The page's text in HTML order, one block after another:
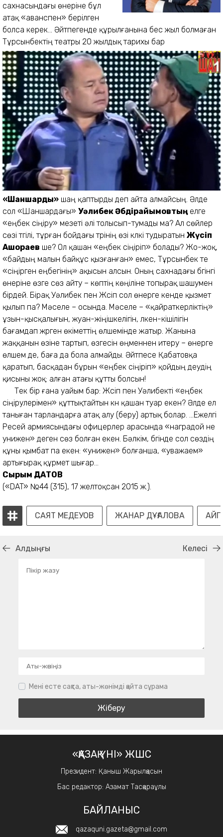
сахнасындағы өнеріне бұл
атақ «аванспен» берілген
болса керек... Әйтпегенде құрылғанына бес жыл болмаған
Тұрсынбектің театры 20 жылдықтарихы бар
«Шаншарды» шаң қаптырды деп айта алмайсың. Әлде
сол «Шаншардағы» Уәлибек Әбдірайымовтыңелге
«еңбек сіңіру» мезеті әлі толысып-тумады ма? Ал сөйлер
сөзі түгілі, тұрған бойдағы түрінің өзі күлкі тудыратын Жүсіп
Ақшораев ше? Ол қашан «еңбек сіңіріп» болады? Жо-жоқ,
«байдың малын байқұс қызғанған» емес, Тұрсынбек те
«сіңірген еңбегінің» ақысын алсын. Оның сахнадағы бүгінгі
өнеріне өзге сөз айту – көптің көңіліне топырақ шашумен
бірдей. Бірақ Уәлибек пен Жүсіп сол өнерге кенде қызмет
қылып па? Мәселе – осында. Мәселе – «қайраткерліктің»
ұзын-қысқалығын, жуан-жіңішкелігін, үлкен-кішілігін
бағамдап жүрген өкіметтің өлшемінде жатыр. Жанына
жаққанын өзіне тартып, өзгесін өңменнен итеру – өнерге
өлшем де, баға да бола алмайды. Әйтпесе Қабатовқа
қаратып, басқадан бұрын «еңбек сіңіріп» қойдың деудің
қисыны жоқ: алған атағы құтты болсын!
Тек бір ғана уайым бар: Жүсіп пен Уәлибекті «еңбек
сіңірулерімен» құттықтайтын күн қашан туар екен? Әлде ел
таныған тарландарға атақ алу (беру) артық болар. ...Ежелгі
Ресей армиясындағы офицерлер арасында «наградой не
унижен» деген сөз болған екен. Бәлкім, бүгінде сол сөздің
құны қымбат па екен: «унижен» болғанша, «уважаем»
артығырақ құрмет шығар...
Сырым ДАТОВ
(«DAT» №44 (315), 17 желтоқсан 2015 ж.).
САЯТ МЕДЕУОВ ЖАНАР ДҰҒАЛОВА
Алдыңғы Келесі
Мені есте сақта, аты-жөнімді қайта сұрама
«ҚАЗАҚ ҮНІ» ЖШС
Президент: Қаныш Жарылқасын
Бас редактор: Азамат Тасқараұлы
БАЙЛАНЫС
qazaquni.gazeta@gmail.com